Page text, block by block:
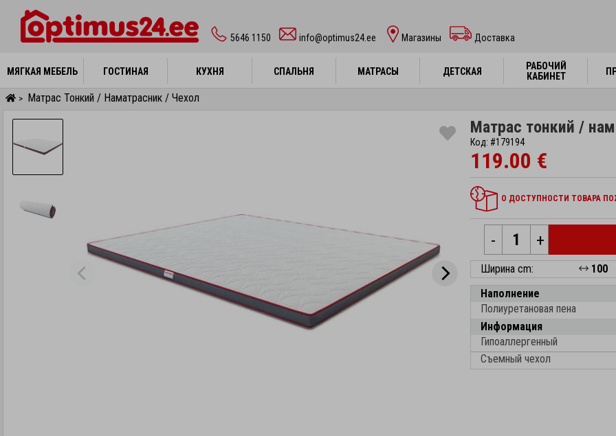
5646 1150 info@optimus24.ee Магазины Доставка
МЯГКАЯ МЕБЕЛЬ ГОСТИНАЯ КУХНЯ СПАЛЬНЯ МАТРАСЫ ДЕТСКАЯ
РАБОЧИЙ
КАБИНЕТ
МЯГКАЯ МЕБЕЛЬ ГОСТИНАЯ КУХНЯ СПАЛЬНЯ МАТРАСЫ ДЕТСКАЯ
РАБОЧИЙ
КАБИНЕТ
> Матрас Тонкий / Наматрасник / Чехол
Матрас тонкий /
Код: #179194
119.00 €
О ДОСТУПНОСТИ ТОВАРА
- +
Ширина cm:
100
Наполнение
Полиуретановая пена
Информация
Гипоаллергенный
Съемный чехол